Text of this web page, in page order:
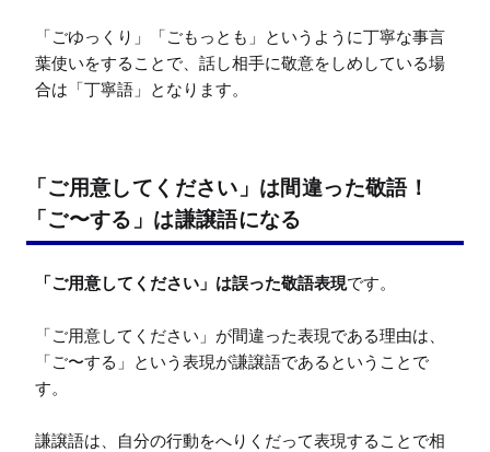
「ごゆっくり」「ごもっとも」というように丁寧な事言
葉使いをすることで、話し相手に敬意をしめしている場
合は「丁寧語」となります。
「ご用意してください」は間違った敬語！
「ご〜する」は謙譲語になる
「ご用意してください」は誤った敬語表現です。
「ご用意してください」が間違った表現である理由は、
「ご〜する」という表現が謙譲語であるということで
す。
謙譲語は、自分の行動をへりくだって表現することで相